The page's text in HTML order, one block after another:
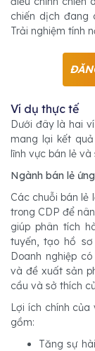
chiến dịch đang
Trải nghiệm tính
Ví dụ thực tế
Dưới đây là hai
mang lại kết
lĩnh vực bán lẻ và
Ngành bán lẻ
Các chuỗi bán lẻ
trong CDP để
giúp phân tích
tuyến, tạo hồ
Doanh nghiệp
và đề xuất sản
cầu và sở thích
Lợi ích chính
gồm:
Tăng sự